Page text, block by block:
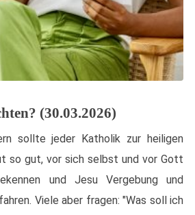
(30.03.2026)
sollte jeder Katholik zur heiligen
so gut, vor sich selbst und vor Gott
und Jesu Vergebung und
Viele aber fragen: "Was soll ich